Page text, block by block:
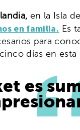
en la Isla
en familia. Es
para
días en
es